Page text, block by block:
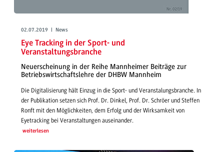
02.07.2019 | News
Eye Tracking in der Sport- und
Veranstaltungsbranche
Neuerscheinung in der Reihe Mannheimer Beiträge zur
Betriebswirtschaftslehre der DHBW Mannheim
Die Digitalisierung hält Einzug in die Sport- und Veranstalungsbranche. In
der Publikation setzen sich Prof. Dr. Dinkel, Prof. Dr. Schröer und Steffen
Ronft mit den Möglichkeiten, dem Erfolg und der Wirksamkeit von
Eyetracking bei Veranstaltungen auseinander.
weiterlesen